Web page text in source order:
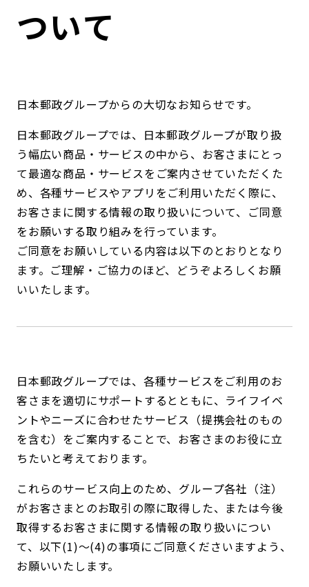
ガバナンス
ESGデータ集
ついて
日本郵政グループからの大切なお知らせです。
日本郵政グループでは、日本郵政グループが取り扱
う幅広い商品・サービスの中から、お客さまにとっ
て最適な商品・サービスをご案内させていただくた
め、各種サービスやアプリをご利用いただく際に、
お客さまに関する情報の取り扱いについて、ご同意
をお願いする取り組みを行っています。
ご同意をお願いしている内容は以下のとおりとなり
ます。ご理解・ご協力のほど、どうぞよろしくお願
いいたします。
日本郵政グループでは、各種サービスをご利用のお
客さまを適切にサポートするとともに、ライフイベ
ントやニーズに合わせたサービス（提携会社のもの
を含む）をご案内することで、お客さまのお役に立
ちたいと考えております。
これらのサービス向上のため、グループ各社（注）
がお客さまとのお取引の際に取得した、または今後
取得するお客さまに関する情報の取り扱いについ
て、以下(1)～(4)の事項にご同意くださいますよう、
お願いいたします。